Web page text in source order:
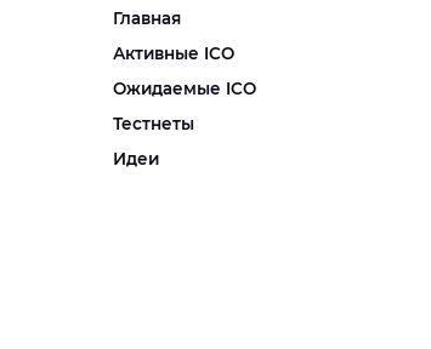
Главная
Активные ICO
Ожидаемые ICO
Тестнеты
Идеи